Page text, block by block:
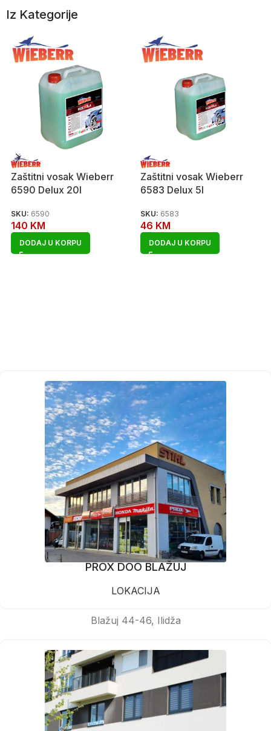
Iz Kategorije
Zaštitni vosak Wieberr
6590 Delux 20l
SKU: 6590
140 KM
DODAJ U KORPU
Zaštitni vosak Wieberr
6583 Delux 5l
SKU: 6583
46 KM
DODAJ U KORPU
PROX DOO BLAŽUJ
LOKACIJA
Blažuj 44-46, Ilidža